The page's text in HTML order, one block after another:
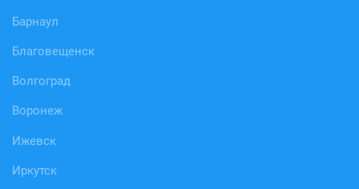
Барнаул
Благовещенск
Волгоград
Воронеж
Ижевск
Иркутск